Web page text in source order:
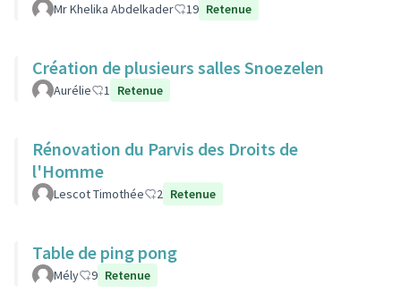
Mr Khelika Abdelkader 19 Retenue
Création de plusieurs salles Snoezelen
Aurélie 1 Retenue
Rénovation du Parvis des Droits de
l'Homme
Lescot Timothée 2 Retenue
Table de ping pong
Mély 9 Retenue